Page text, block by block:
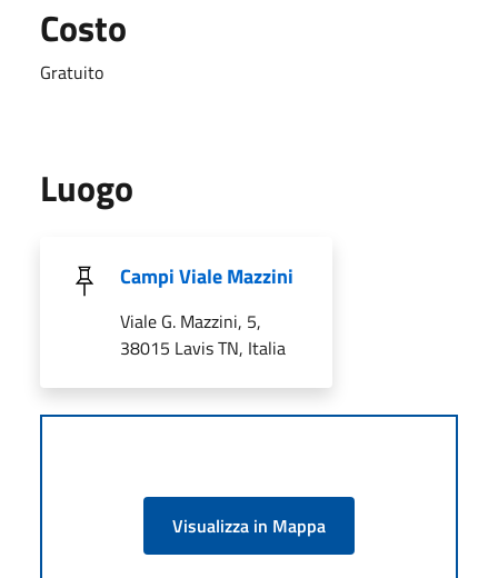
Costo
Gratuito
Luogo
Campi Viale Mazzini
Viale G. Mazzini, 5,
38015 Lavis TN, Italia
Visualizza in Mappa